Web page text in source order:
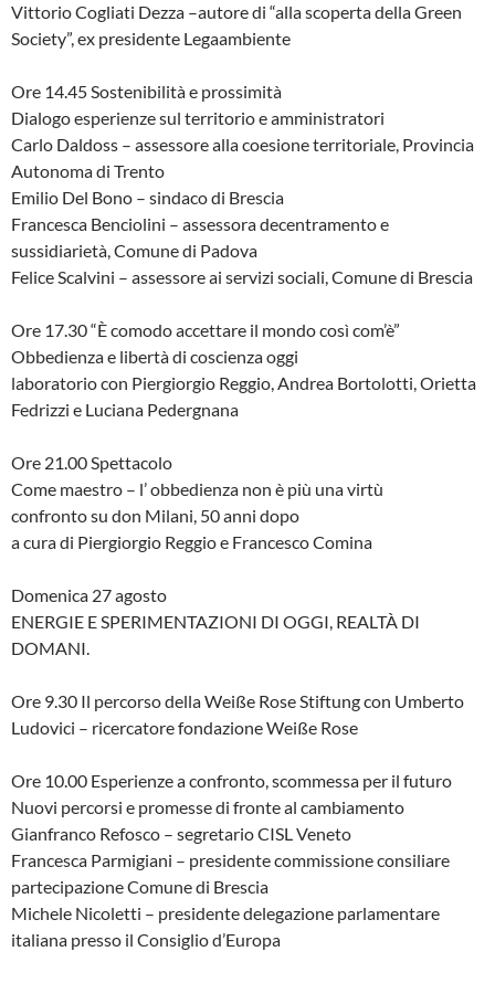
Vittorio Cogliati Dezza –autore di “alla scoperta della Green
Society”, ex presidente Legaambiente
Ore 14.45 Sostenibilità e prossimità
Dialogo esperienze sul territorio e amministratori
Carlo Daldoss – assessore alla coesione territoriale, Provincia
Autonoma di Trento
Emilio Del Bono – sindaco di Brescia
Francesca Benciolini – assessora decentramento e
sussidiarietà, Comune di Padova
Felice Scalvini – assessore ai servizi sociali, Comune di Brescia
Ore 17.30 “È comodo accettare il mondo così com’è”
Obbedienza e libertà di coscienza oggi
laboratorio con Piergiorgio Reggio, Andrea Bortolotti, Orietta
Fedrizzi e Luciana Pedergnana
Ore 21.00 Spettacolo
Come maestro – l’ obbedienza non è più una virtù
confronto su don Milani, 50 anni dopo
a cura di Piergiorgio Reggio e Francesco Comina
Domenica 27 agosto
ENERGIE E SPERIMENTAZIONI DI OGGI, REALTÀ DI
DOMANI.
Ore 9.30 Il percorso della Weiße Rose Stiftung con Umberto
Ludovici – ricercatore fondazione Weiße Rose
Ore 10.00 Esperienze a confronto, scommessa per il futuro
Nuovi percorsi e promesse di fronte al cambiamento
Gianfranco Refosco – segretario CISL Veneto
Francesca Parmigiani – presidente commissione consiliare
partecipazione Comune di Brescia
Michele Nicoletti – presidente delegazione parlamentare
italiana presso il Consiglio d’Europa